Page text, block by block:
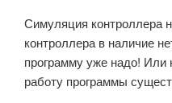
Симуляция контроллера
контроллера в наличие
программу уже надо! Или
работу программы